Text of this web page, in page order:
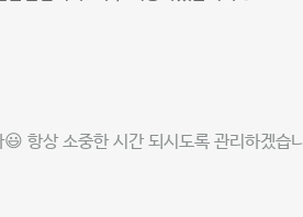
항상 소중한 시간 되시도록 관리하겠습니